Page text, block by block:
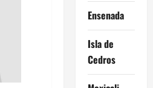
Ensenada
Isla de
Cedros